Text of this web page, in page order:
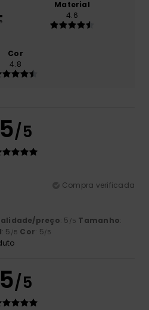
Material
4.6
Cor
4.8
5/5
Compra verificada
preço: 5 /5 Tamanho:
: 5 /5 Cor: 5/5
5/5